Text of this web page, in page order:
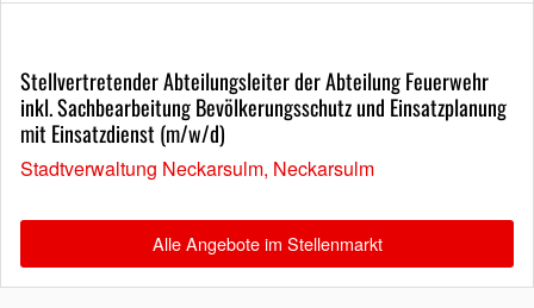
Stellvertretender Abteilungsleiter der Abteilung Feuerwehr
inkl. Sachbearbeitung Bevölkerungsschutz und Einsatzplanung
mit Einsatzdienst (m/w/d)
Stadtverwaltung Neckarsulm, Neckarsulm
Alle Angebote im Stellenmarkt